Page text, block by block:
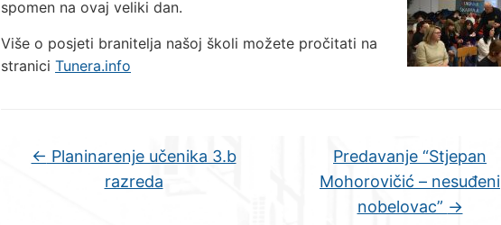
spomen na ovaj veliki dan.
Više o posjeti branitelja našoj školi možete pročitati na
stranici Tunera.info
← Planinarenje učenika 3.b
razreda
Predavanje “Stjepan
Mohorovičić – nesuđeni
nobelovac” →